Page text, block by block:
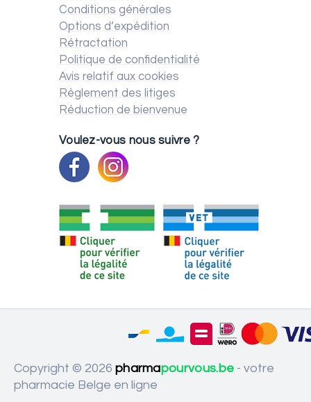
Conditions générales
Options d’expédition
Rétractation
Politique de confidentialité
Avis relatif aux cookies
Règlement des litiges
Réduction de bienvenue
Voulez-vous nous suivre ?
Copyright © 2026 pharmapourvous.be - votre
pharmacie Belge en ligne